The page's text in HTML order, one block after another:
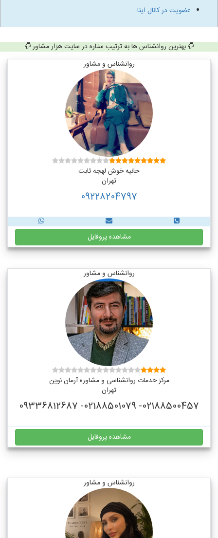
عضویت در کانال ایتا
بهترین روانشناس ها به ترتیب ستاره در سایت هزار مشاور
روانشناس و مشاور
حانیه خوش لهجه ثابت
تهران
09228204797
مشاهده پروفایل
روانشناس و مشاور
مرکز خدمات روانشناسی و مشاوره آرمان نوین
تهران
02188500457- 02188501079- 09336812687
مشاهده پروفایل
روانشناس و مشاور